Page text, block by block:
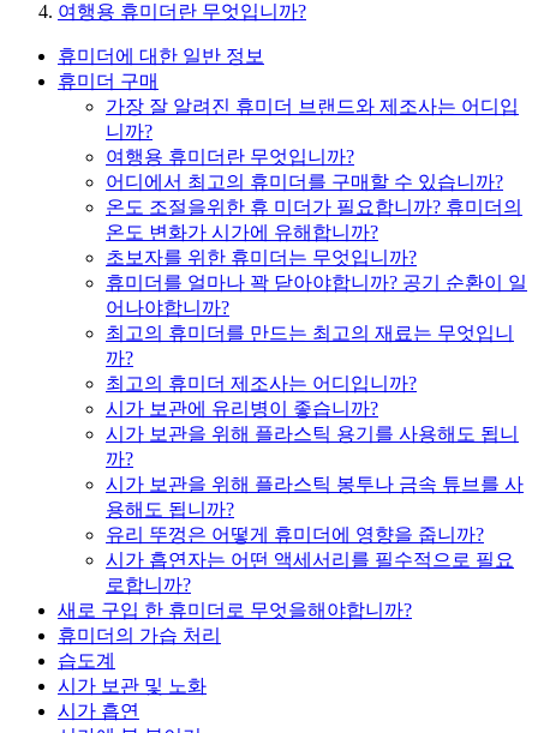
여행용 휴미더란 무엇입니까?
휴미더에 대한 일반 정보
휴미더 구매
가장 잘 알려진 휴미더 브랜드와 제조사는 어디입
니까?
여행용 휴미더란 무엇입니까?
어디에서 최고의 휴미더를 구매할 수 있습니까?
온도 조절을위한 휴 미더가 필요합니까? 휴미더의
온도 변화가 시가에 유해합니까?
초보자를 위한 휴미더는 무엇입니까?
휴미더를 얼마나 꽉 닫아야합니까? 공기 순환이 일
어나야합니까?
최고의 휴미더를 만드는 최고의 재료는 무엇입니
까?
최고의 휴미더 제조사는 어디입니까?
시가 보관에 유리병이 좋습니까?
시가 보관을 위해 플라스틱 용기를 사용해도 됩니
까?
시가 보관을 위해 플라스틱 봉투나 금속 튜브를 사
용해도 됩니까?
유리 뚜껑은 어떻게 휴미더에 영향을 줍니까?
시가 흡연자는 어떤 액세서리를 필수적으로 필요
로합니까?
새로 구입 한 휴미더로 무엇을해야합니까?
휴미더의 가습 처리
습도계
시가 보관 및 노화
시가 흡연